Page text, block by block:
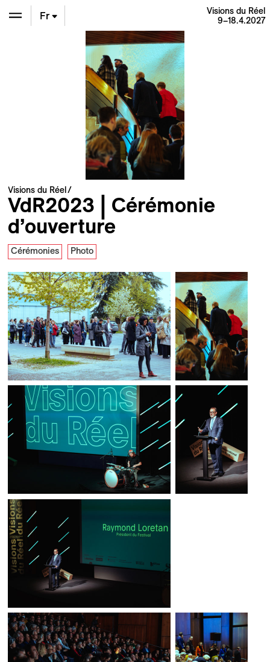
Fr
Visions du Réel
9–18.4.2027
Visions du Réel
VdR2023 | Cérémonie
d’ouverture
Cérémonies Photo